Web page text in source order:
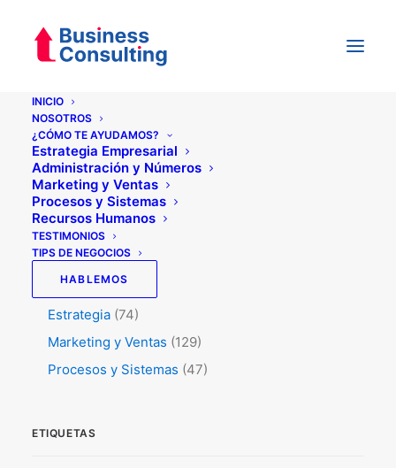
INICIO
NOSOTROS
¿CÓMO TE AYUDAMOS?
Estrategia Empresarial
Administración y Números
Marketing y Ventas
Procesos y Sistemas
Recursos Humanos
TESTIMONIOS
TIPS DE NEGOCIOS
HABLEMOS
Categorías
Testimonios(5)
Tips de Negocios
RRHH(50)
Administración y Números
Estrategia (74)
Marketing y Ventas (129)
Procesos y Sistemas (47)
ETIQUETAS